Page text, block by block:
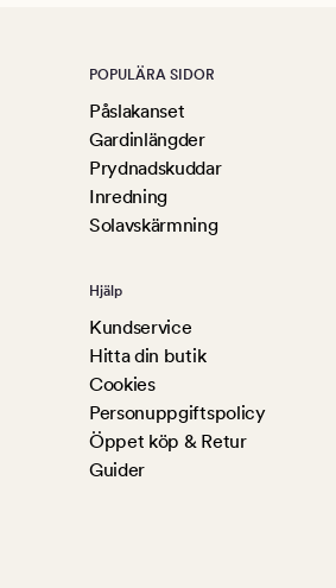
POPULÄRA SIDOR
Påslakanset
Gardinlängder
Prydnadskuddar
Inredning
Solavskärmning
Hjälp
Kundservice
Hitta din butik
Cookies
Personuppgiftspolicy
Öppet köp & Retur
Guider